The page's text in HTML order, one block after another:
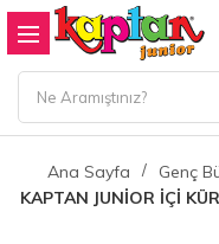
Ana Sayfa Genç
KAPTAN JUNİOR İÇİ